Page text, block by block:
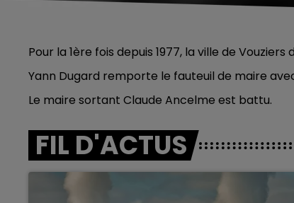
Pour la 1ère fois depuis 1977, la ville de
Yann Dugard remporte le fauteuil de maire
Le maire sortant Claude Ancelme est battu.
FIL D'ACTUS